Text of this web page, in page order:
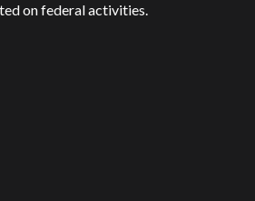
on federal activities.